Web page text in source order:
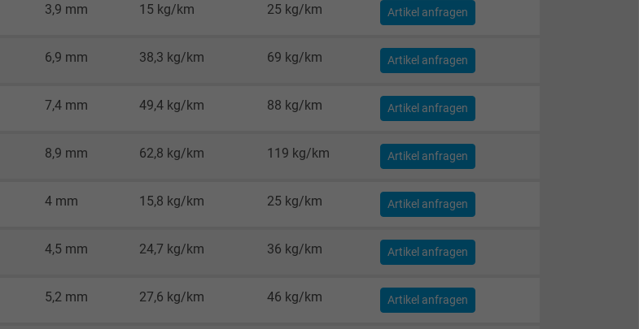
für Website-Analysen.
nutzt.
der Website zu
3,9 mm 15 kg/km 25 kg/km Artikel anfragen
6,9 mm 38,3 kg/km 69 kg/km Artikel anfragen
7,4 mm 49,4 kg/km 88 kg/km Artikel anfragen
8,9 mm 62,8 kg/km 119 kg/km Artikel anfragen
4 mm 15,8 kg/km 25 kg/km Artikel anfragen
4,5 mm 24,7 kg/km 36 kg/km Artikel anfragen
5,2 mm 27,6 kg/km 46 kg/km Artikel anfragen